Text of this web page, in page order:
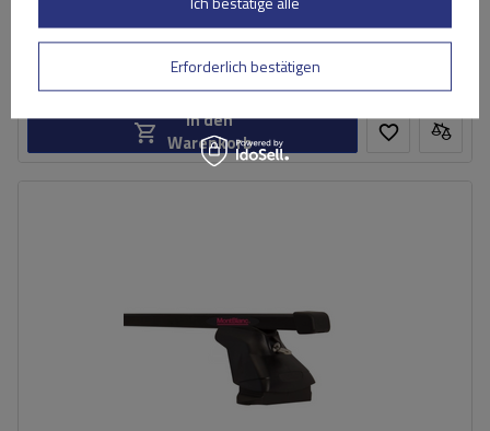
181,49 €inkl. MwSt
Große Menge verfügbar Wir versenden schon am
In den
Warenkorb
Erforderlich bestätigen